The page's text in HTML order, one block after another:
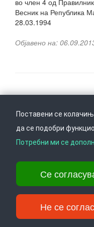
во член 4 од
Весник на Република
28.03.1994
Објавено на:
Тел: +389 2 3103 601 (641),
info@ippo.gov.mk
Поставени се
да се подобри
Потребни ми се
Се
Не се